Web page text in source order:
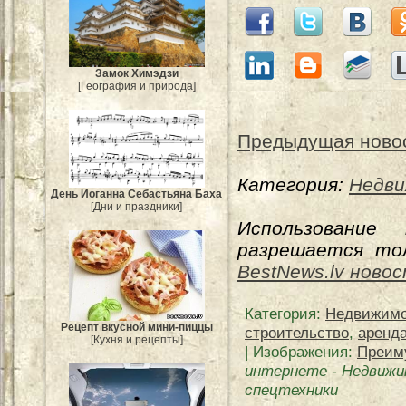
Замок Химэдзи
[География и природа]
День Иоганна Себастьяна Баха
[Дни и праздники]
Рецепт вкусной мини-пиццы
[Кухня и рецепты]
Предыдущая
Категория:
разрешается
BestNews.lv
Категория:
строительство,
| Изображения:
интернете -
спецтехники